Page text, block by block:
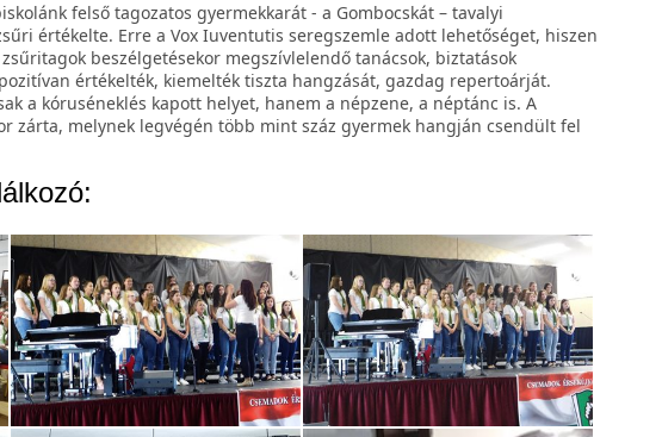
felső tagozatos gyermekkarát - a Gombocskát – tavalyi
értékelte. Erre a Vox Iuventutis seregszemle adott lehetőséget, hiszen
beszélgetésekor megszívlelendő tanácsok, biztatások
értékelték, kiemelték tiszta hangzását, gazdag repertoárját.
a kóruséneklés kapott helyet, hanem a népzene, a néptánc is. A
zárta, melynek legvégén több mint száz gyermek hangján csendült fel